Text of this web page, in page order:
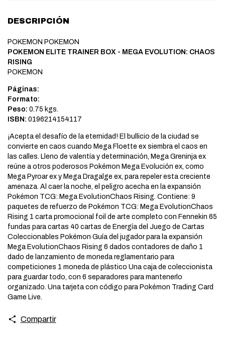
DESCRIPCIÓN
POKEMON POKEMON
POKEMON ELITE TRAINER BOX - MEGA EVOLUTION: CHAOS
RISING
POKEMON
Páginas:
Formato:
Peso: 0.75 kgs.
ISBN: 0196214154117
¡Acepta el desafío de la eternidad! El bullicio de la ciudad se
convierte en caos cuando Mega Floette ex siembra el caos en
las calles. Lleno de valentía y determinación, Mega Greninja ex
reúne a otros poderosos Pokémon Mega Evolución ex, como
Mega Pyroar ex y Mega Dragalge ex, para repeler esta creciente
amenaza. Al caer la noche, el peligro acecha en la expansión
Pokémon TCG: Mega EvolutionChaos Rising. Contiene: 9
paquetes de refuerzo de Pokémon TCG: Mega EvolutionChaos
Rising 1 carta promocional foil de arte completo con Fennekin 65
fundas para cartas 40 cartas de Energía del Juego de Cartas
Coleccionables Pokémon Guía del jugador para la expansión
Mega EvolutionChaos Rising 6 dados contadores de daño 1
dado de lanzamiento de moneda reglamentario para
competiciones 1 moneda de plástico Una caja de coleccionista
para guardar todo, con 6 separadores para mantenerlo
organizado. Una tarjeta con código para Pokémon Trading Card
Game Live.
Compartir